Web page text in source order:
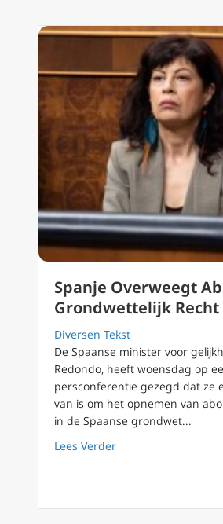
Spanje Overweegt
Grondwettelijk Recht
Diversen Tekst
De Spaanse minister voor
Redondo, heeft woensdag op
persconferentie gezegd dat ze
van is om het opnemen van
in de Spaanse grondwet...
Lees Verderabout Spanje